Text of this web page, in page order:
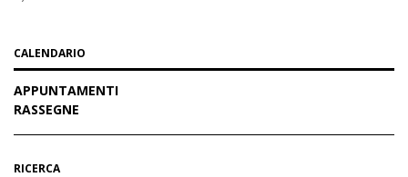
CALENDARIO
APPUNTAMENTI
RASSEGNE
RICERCA